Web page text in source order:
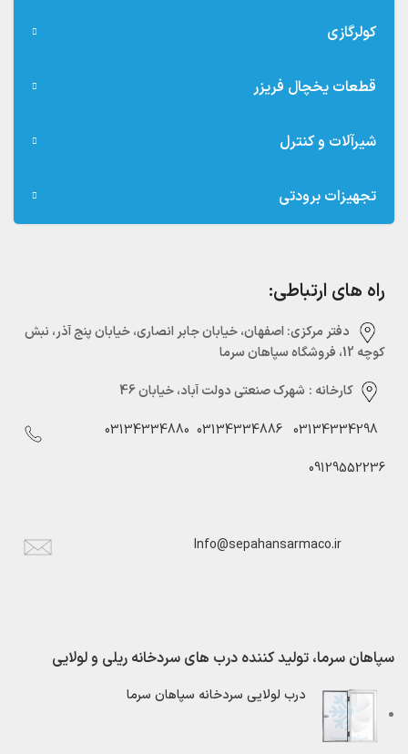
کولرگازی
قطعات یخچال فریزر
شیرآلات و کنترل
تجهیزات برودتی
راه های ارتباطی:
دفتر مرکزی:‌ اصفهان، خیابان جابر انصاری، خیابان پنج آذر، نبش
کوچه 12، فروشگاه سپاهان سرما
کارخانه : شهرک صنعتی دولت آباد، خیابان 46
03134334298
03134334886
03134334880
09129552236
Info@sepahansarmaco.ir
سپاهان سرما، تولید کننده درب های سردخانه ریلی و لولایی
درب لولایی سردخانه سپاهان سرما